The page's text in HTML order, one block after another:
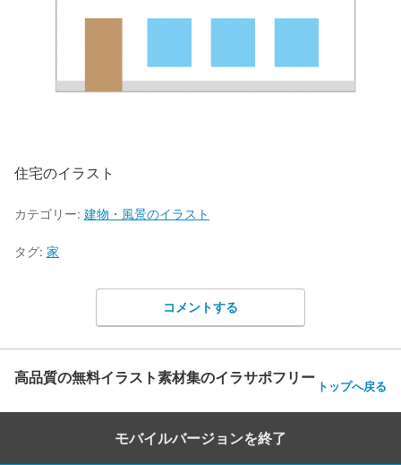
住宅のイラスト
カテゴリー: 建物・風景のイラスト
タグ: 家
コメントする
高品質の無料イラスト素材集のイラサポフリー トップへ戻る
モバイルバージョンを終了